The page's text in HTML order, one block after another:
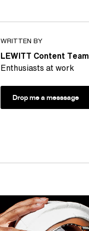
WRITTEN BY
LEWITT Content Team
Enthusiasts at work
Drop me a messsage